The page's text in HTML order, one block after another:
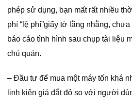
phép sử dụng, bạn mất rất nhiều
phí “lệ phí”giấy tờ lằng nhằng,
báo cáo tình hình sau chụp tài liệu
chủ quản.
– Đầu tư để mua một máy tốn khá
linh kiện giá đắt đỏ so với người